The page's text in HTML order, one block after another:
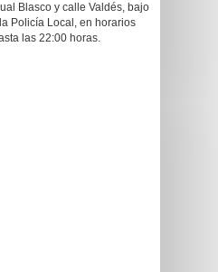
Blasco y calle Valdés, bajo
Policía Local, en horarios
las 22:00 horas.